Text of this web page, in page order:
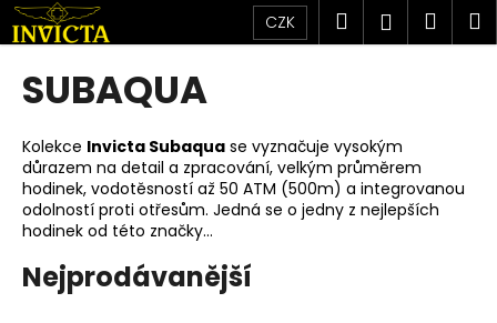
Přejít
na
obsah
CZK Hledat
SUBAQUA
Kolekce Invicta Subaqua se vyznačuje vysokým
důrazem na detail a zpracování, velkým průměrem
hodinek, vodotěsností až 50 ATM (500m) a integrovanou
odolností proti otřesům. Jedná se o jedny z nejlepších
hodinek od této značky...
Nejprodávanější
K
o
o
p
o
t
ř
e